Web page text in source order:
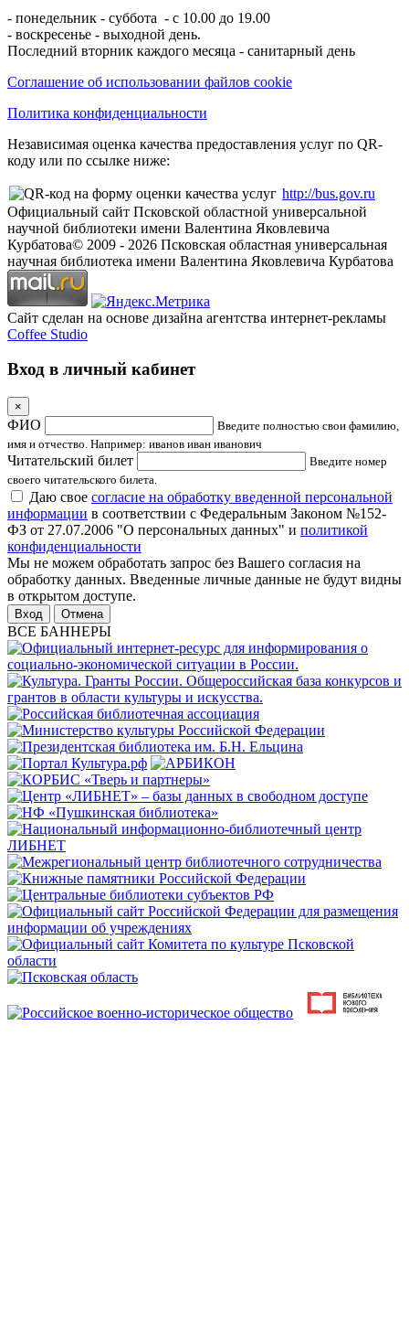
- понедельник - суббота - с 10.00 до 19.00
- воскресенье - выходной день.
Последний вторник каждого месяца - санитарный день
Соглашение об использовании файлов cookie
Политика конфиденциальности
Независимая оценка качества предоставления услуг по QR-
коду или по ссылке ниже:
http://bus.gov.ru
Официальный сайт Псковской областной универсальной
научной библиотеки имени Валентина Яковлевича
Курбатова© 2009 - 2026 Псковская областная универсальная
научная библиотека имени Валентина Яковлевича Курбатова
Сайт сделан на основе дизайна агентства интернет-рекламы
Coffee Studio
Вход в личный кабинет
×
ФИО
Введите полностью свои фамилию,
имя и отчество. Например: иванов иван иванович
Читательский билет
Введите номер
своего читательского билета.
Даю свое согласие на обработку введенной персональной
информации в соответствии с Федеральным Законом №152-
ФЗ от 27.07.2006 "О персональных данных" и политикой
конфиденциальности
Мы не можем обработать запрос без Вашего согласия на
обработку данных. Введенные личные данные не будут видны
в открытом доступе.
Отмена
ВСЕ БАННЕРЫ